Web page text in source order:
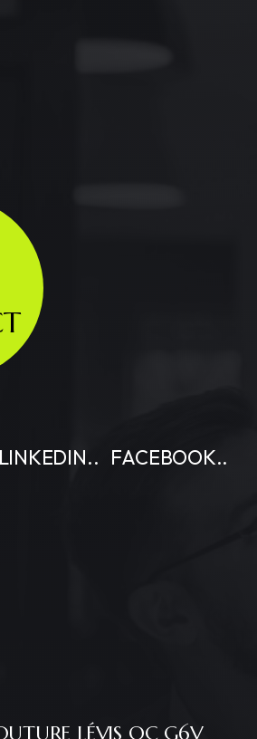
LINKEDIN.. FACEBOOK..
LÉVIS QC G6V